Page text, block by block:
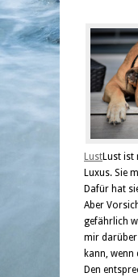
LustLust ist
Luxus. Sie
Dafür hat
Aber
gefährlich
mir
kann,
Den